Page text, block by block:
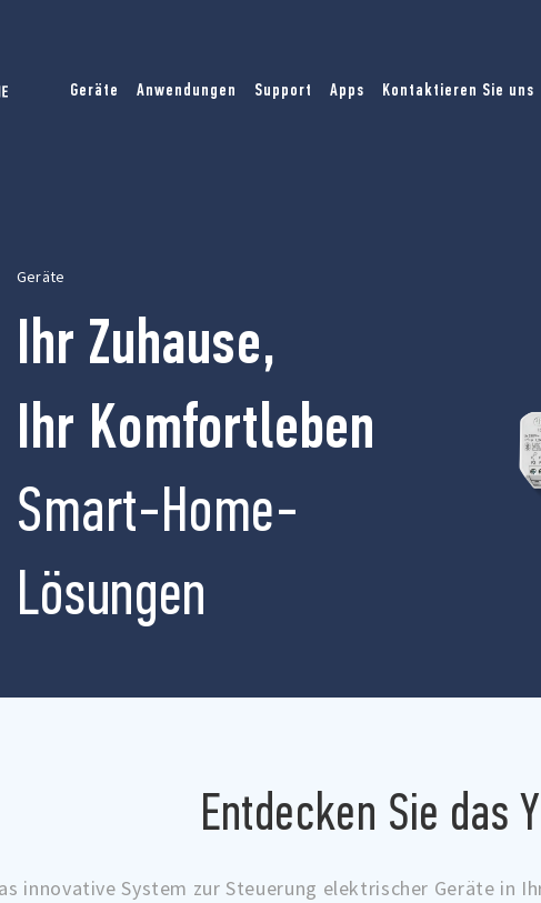
Geräte Anwendungen Support Apps Kontaktieren Sie uns
Geräte
Ihr Zuhause,
Ihr Komfortleben
Smart-Home-
Lösungen
Entdecken Sie das
innovative System zur Steuerung elektrischer Geräte in